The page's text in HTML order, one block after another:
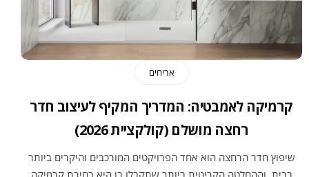
אריחים
קרמיקה לאמבטיה: המדריך המקיף לעיצוב חדר
רחצה מושלם (קולקציית 2026)
שיפוץ חדר הרחצה הוא אחד הפרויקטים המורכבים והיקרים ביותר